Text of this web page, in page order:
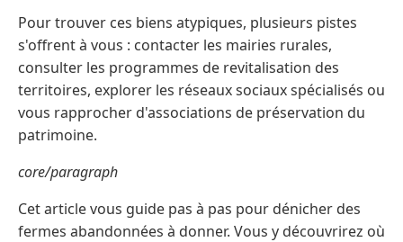
Pour trouver ces biens atypiques, plusieurs pistes
s'offrent à vous : contacter les mairies rurales,
consulter les programmes de revitalisation des
territoires, explorer les réseaux sociaux spécialisés ou
vous rapprocher d'associations de préservation du
patrimoine.
core/paragraph
Cet article vous guide pas à pas pour dénicher des
fermes abandonnées à donner. Vous y découvrirez où